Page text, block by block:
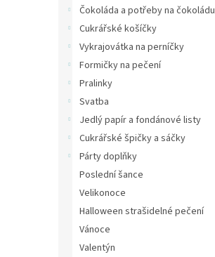
Čokoláda a potřeby na čokoládu
Cukrářské košíčky
Vykrajovátka na perníčky
Formičky na pečení
Pralinky
Svatba
Jedlý papír a fondánové listy
Cukrářské špičky a sáčky
Párty doplňky
Poslední šance
Velikonoce
Halloween strašidelné pečení
Vánoce
Valentýn